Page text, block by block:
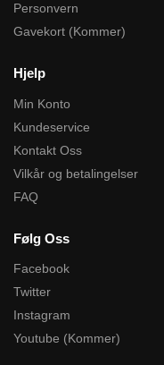
Personvern
Gavekort (Kommer)
Hjelp
Min Konto
Kundeservice
Kontakt Oss
Vilkår og betalingelser
FAQ
Følg Oss
Facebook
Twitter
Instagram
Youtube (Kommer)